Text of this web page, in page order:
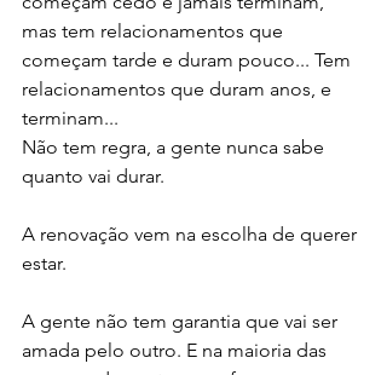
mas tem relacionamentos que
começam tarde e duram pouco... Tem
relacionamentos que duram anos, e
terminam...
Não tem regra, a gente nunca sabe
quanto vai durar.
A renovação vem na escolha de querer
estar.
A gente não tem garantia que vai ser
amada pelo outro. E na maioria das